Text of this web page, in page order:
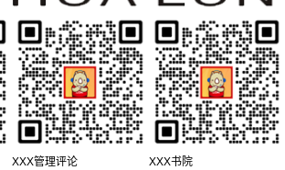
XXX管理评论
XXX书院